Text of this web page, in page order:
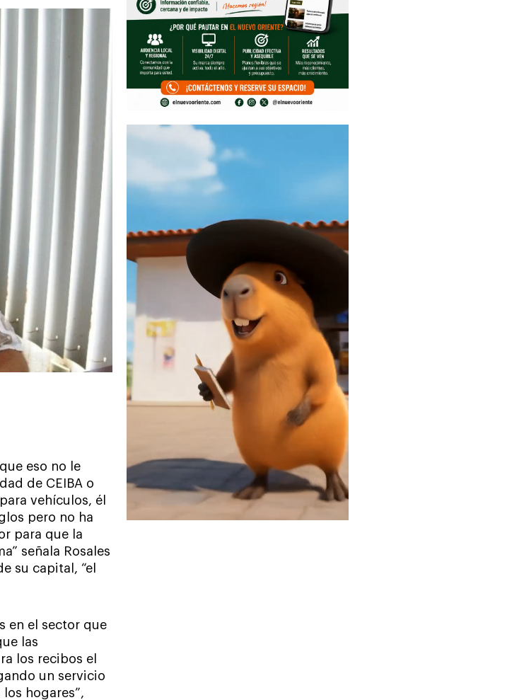
eso no le
de CEIBA o
vehículos, él
pero no ha
para que la
señala Rosales
su capital, “el
en el sector que
las
los recibos el
un servicio
hogares”,